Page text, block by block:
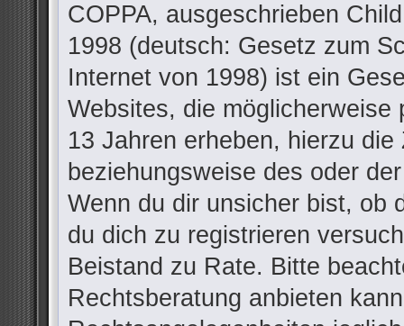
COPPA, ausgeschrieben
1998 (deutsch: Gesetz zum
Internet von 1998) ist ein
Websites, die
13 Jahren erheben, hierzu
beziehungsweise des oder
Wenn du dir unsicher bist, ob
du dich zu registrieren
Beistand zu Rate. Bitte
Rechtsberatung anbieten